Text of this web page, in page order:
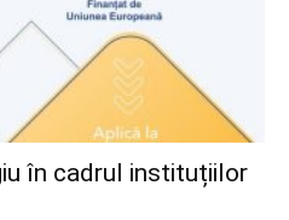
în cadrul instituțiilor